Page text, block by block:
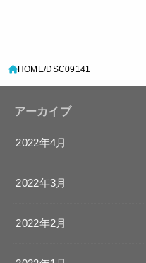
HOME DSC09141
アーカイブ
2022年4月
2022年3月
2022年2月